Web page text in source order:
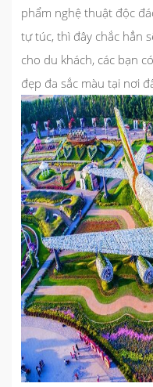
phẩm nghệ thuật độc
tự túc, thì đây chắc hẳn
cho du khách, các bạn
đẹp đa sắc màu tại nơi